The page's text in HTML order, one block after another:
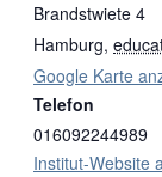
Brandstwiete 4
Hamburg,
Google Karte
Telefon
016092244989
Institut-Website